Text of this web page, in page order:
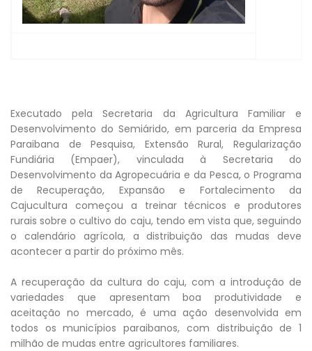
Executado pela Secretaria da Agricultura Familiar e
Desenvolvimento do Semiárido, em parceria da Empresa
Paraibana de Pesquisa, Extensão Rural, Regularização
Fundiária (Empaer), vinculada à Secretaria do
Desenvolvimento da Agropecuária e da Pesca, o Programa
de Recuperação, Expansão e Fortalecimento da
Cajucultura começou a treinar técnicos e produtores
rurais sobre o cultivo do caju, tendo em vista que, seguindo
o calendário agrícola, a distribuição das mudas deve
acontecer a partir do próximo mês.
A recuperação da cultura do caju, com a introdução de
variedades que apresentam boa produtividade e
aceitação no mercado, é uma ação desenvolvida em
todos os municípios paraibanos, com distribuição de 1
milhão de mudas entre agricultores familiares.